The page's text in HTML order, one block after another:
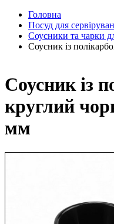
Головна
Посуд для
Соусники та чарки
Соусник із
Соусник із
круглий
мм